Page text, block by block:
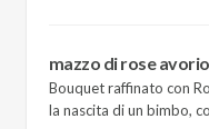
mazzo di rose
Bouquet raffinato con
la nascita di un bimbo,